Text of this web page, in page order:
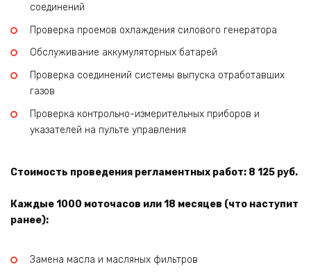
соединений
Проверка проемов охлаждения силового генератора
Обслуживание аккумуляторных батарей
Проверка соединений системы выпуска отработавших
газов
Проверка контрольно-измерительных приборов и
указателей на пульте управления
Стоимость проведения регламентных работ: 8 125 руб.
Каждые 1000 моточасов или 18 месяцев (что наступит
ранее):
Замена масла и масляных фильтров